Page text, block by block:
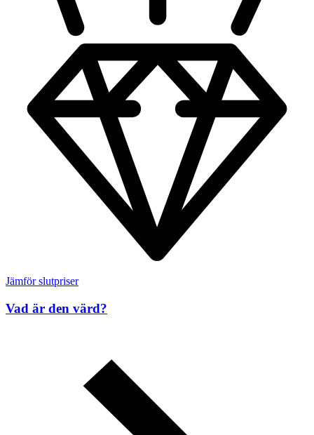
Jämför slutpriser
Vad är den värd?